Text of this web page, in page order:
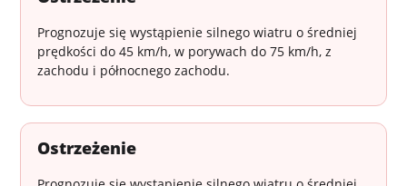
Prognozuje się wystąpienie silnego wiatru o średniej
prędkości do 45 km/h, w porywach do 75 km/h, z
zachodu i północnego zachodu.
Ostrzeżenie